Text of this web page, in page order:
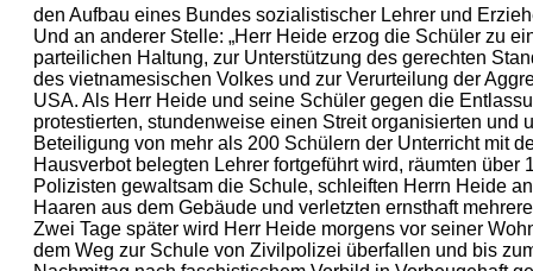
den Aufbau eines Bundes sozialistischer Lehrer und
Und an anderer Stelle: „Herr Heide erzog die Schüler zu
parteilichen Haltung, zur Unterstützung des gerechten
des vietnamesischen Volkes und zur Verurteilung der
USA. Als Herr Heide und seine Schüler gegen die
protestierten, stundenweise einen Streit organisierten und
Beteiligung von mehr als 200 Schülern der Unterricht mit
Hausverbot belegten Lehrer fortgeführt wird, räumten über
Polizisten gewaltsam die Schule, schleiften Herrn Heide
Haaren aus dem Gebäude und verletzten ernsthaft
Zwei Tage später wird Herr Heide morgens vor seiner
dem Weg zur Schule von Zivilpolizei überfallen und bis